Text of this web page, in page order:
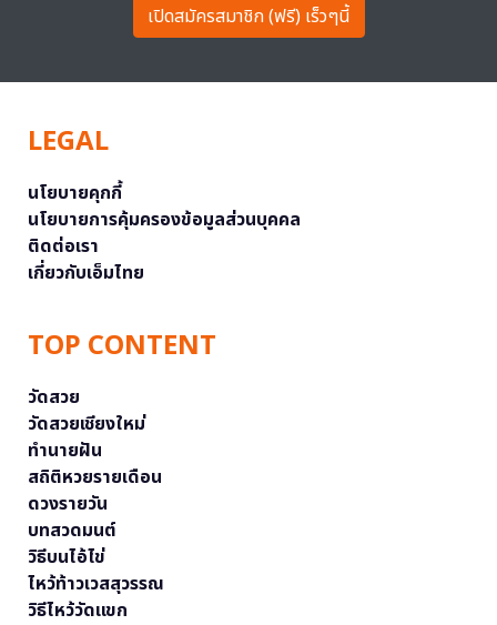
เปิดสมัครสมาชิก (ฟรี) เร็วๆนี้
LEGAL
นโยบายคุกกี้
นโยบายการคุ้มครองข้อมูลส่วนบุคคล
ติดต่อเรา
เกี่ยวกับเอ็มไทย
TOP CONTENT
วัดสวย
วัดสวยเชียงใหม่
ทำนายฝัน
สถิติหวยรายเดือน
ดวงรายวัน
บทสวดมนต์
วิธีบนไอ้ไข่
ไหว้ท้าวเวสสุวรรณ
วิธีไหว้วัดแขก